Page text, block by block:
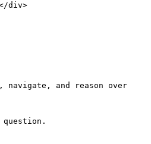
div>
navigate, and reason over